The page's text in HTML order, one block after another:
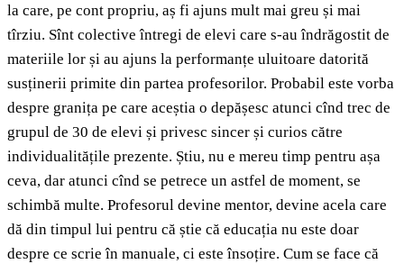
la care, pe cont propriu, aș fi ajuns mult mai greu și mai
tîrziu. Sînt colective întregi de elevi care s-au îndrăgostit de
materiile lor și au ajuns la performanțe uluitoare datorită
susținerii primite din partea profesorilor. Probabil este vorba
despre granița pe care aceștia o depășesc atunci cînd trec de
grupul de 30 de elevi și privesc sincer și curios către
individualitățile prezente. Știu, nu e mereu timp pentru așa
ceva, dar atunci cînd se petrece un astfel de moment, se
schimbă multe. Profesorul devine mentor, devine acela care
dă din timpul lui pentru că știe că educația nu este doar
despre ce scrie în manuale, ci este însoțire. Cum se face că